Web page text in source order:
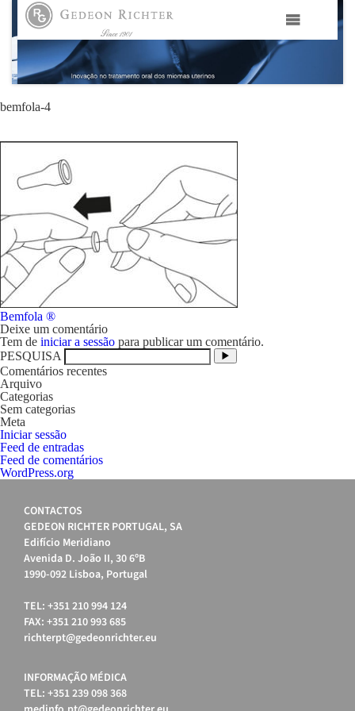
HOME
GEDEON RICHTER PORTUGAL
ÁREAS TERAPÊUTICAS
MEDIA
CONTACTOS
FAMA
bemfola-4
Navegação
de
artigos
Bemfola ®
Deixe um comentário
Tem de iniciar a sessão para publicar um comentário.
PESQUISA
Comentários recentes
Arquivo
Categorias
Sem categorias
Meta
Iniciar sessão
Feed de entradas
Feed de comentários
WordPress.org
CONTACTOS
GEDEON RICHTER PORTUGAL, SA
Edifício Meridiano
Avenida D. João II, 30 6ºB
1990-092 Lisboa, Portugal
TEL: +351 210 994 124
FAX: +351 210 993 685
richterpt@gedeonrichter.eu
INFORMAÇÃO MÉDICA
TEL: +351 239 098 368